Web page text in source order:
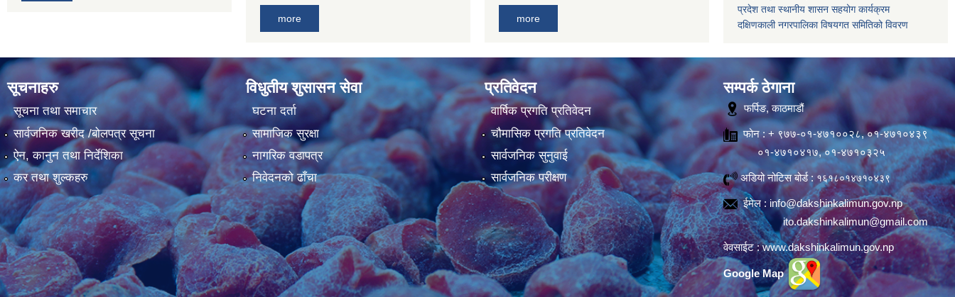
more more
प्रदेश तथा स्थानीय शासन सहयोग कार्यक्रम
दक्षिणकाली नगरपालिका विषयगत समितिको विवरण
सूचनाहरु
सूचना तथा समाचार
सार्वजनिक खरीद /बोलपत्र सूचना
ऐन, कानुन तथा निर्देशिका
कर तथा शुल्कहरु
विधुतीय शुसासन सेवा
घटना दर्ता
सामाजिक सुरक्षा
नागरिक वडापत्र
निवेदनको ढाँचा
प्रतिवेदन
वार्षिक प्रगति प्रतिवेदन
चौमासिक प्रगति प्रतिवेदन
सार्वजनिक सुनुवाई
सार्वजनिक परीक्षण
सम्पर्क ठेगाना
फर्पिङ, काठमाडौं
फोन : + ९७७-०१-४७१००२८, ०१-४७१०४३९
०१-४७१०४१७, ०१-४७१०३२५
अडियो नोटिस बोर्ड : १६१८०१४७१०४३९
ईमेल : info@dakshinkalimun.gov.np
ito.dakshinkalimun@gmail.com
वेवसाईट :www.dakshinkalimun.gov.np
Google Map